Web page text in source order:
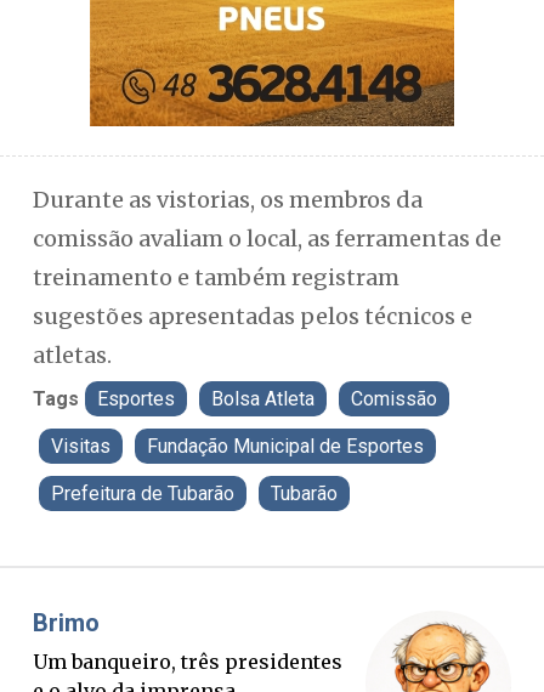
Durante as vistorias, os membros da
comissão avaliam o local, as ferramentas de
treinamento e também registram
sugestões apresentadas pelos técnicos e
atletas.
Tags Esportes Bolsa Atleta Comissão
Visitas Fundação Municipal de Esportes
Prefeitura de Tubarão Tubarão
O Boato corre mais rápido que a